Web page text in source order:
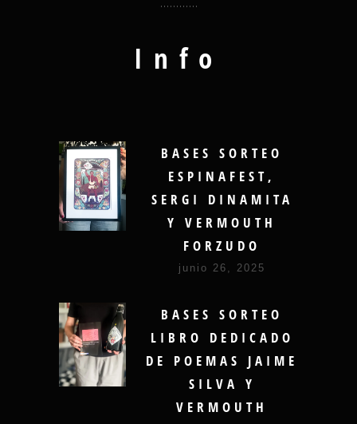
Info
BASES SORTEO
ESPINAFEST,
SERGI DINAMITA
Y VERMOUTH
FORZUDO
junio 26, 2025
BASES SORTEO
LIBRO DEDICADO
DE POEMAS JAIME
SILVA Y
VERMOUTH